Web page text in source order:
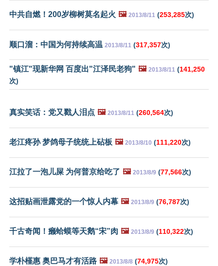
中共自燃！200岁柳树莫名起火 🖼️ 2013/8/11 (253,285次)
顺口溜：中国为何持续高温 2013/8/11 (317,357次)
"镇江"现新华网 百度出"江泽民老狗" 🖼️ 2013/8/11 (141,250
次)
真实笑话：党又戳人泪点 🖼️ 2013/8/11 (260,564次)
老江疼孙 梦鸽母子统统上砧板 🖼️ 2013/8/10 (111,220次)
江拉了一泡儿屎 为何普京给吃了 🖼️ 2013/8/9 (77,566次)
这招贴画泄露党的一个惊人内幕 🖼️ 2013/8/9 (76,787次)
千古奇闻！癞蛤蟆等天鹅“宋”肉 🖼️ 2013/8/9 (110,322次)
学朴槿惠 奥巴马才有活路 🖼️ 2013/8/8 (74,975次)